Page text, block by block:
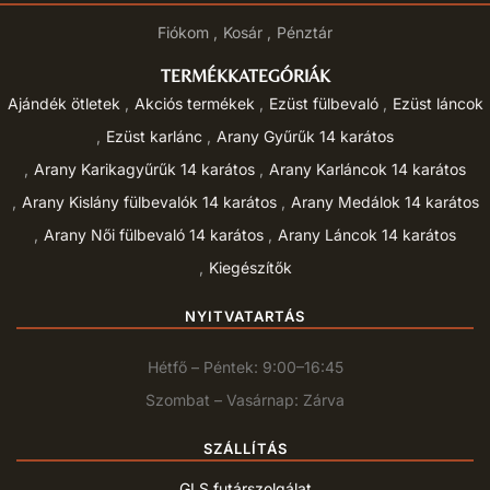
Fiókom Kosár Pénztár
TERMÉKKATEGÓRIÁK
Ajándék ötletek Akciós termékek Ezüst fülbevaló
Ezüst láncok
Ezüst karlánc
Arany Gyűrűk 14 karátos
Arany Karikagyűrűk 14 karátos
Arany Karláncok 14 karátos
Arany Kislány fülbevalók 14 karátos
Arany Medálok 14 karátos
Arany Női fülbevaló 14 karátos
Arany Láncok 14 karátos
Kiegészítők
NYITVATARTÁS
Hétfő – Péntek: 9:00–16:45
Szombat – Vasárnap: Zárva
SZÁLLÍTÁS